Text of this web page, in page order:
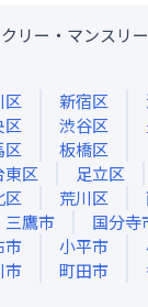
リー・マンスリ
区 新宿区
区 渋谷区
区 板橋区
東区 足立区
区 荒川区
三鷹市 国分寺
市 小平市
市 町田市